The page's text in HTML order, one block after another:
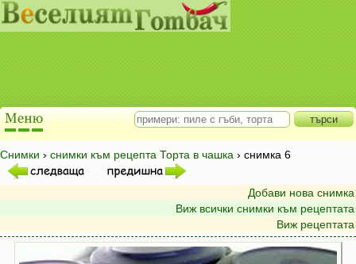
Снимки › снимки към рецепта Торта в чашка › снимка 6
Добави нова снимка
Виж всички снимки към рецептата
Виж рецептата